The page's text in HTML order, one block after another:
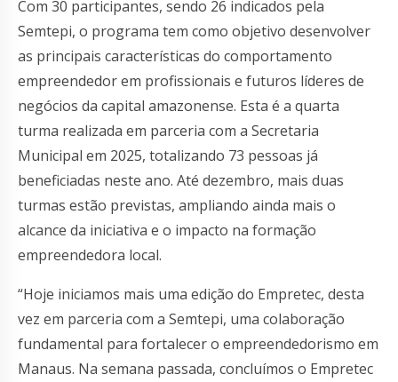
Com 30 participantes, sendo 26 indicados pela
Semtepi, o programa tem como objetivo desenvolver
as principais características do comportamento
empreendedor em profissionais e futuros líderes de
negócios da capital amazonense. Esta é a quarta
turma realizada em parceria com a Secretaria
Municipal em 2025, totalizando 73 pessoas já
beneficiadas neste ano. Até dezembro, mais duas
turmas estão previstas, ampliando ainda mais o
alcance da iniciativa e o impacto na formação
empreendedora local.
“Hoje iniciamos mais uma edição do Empretec, desta
vez em parceria com a Semtepi, uma colaboração
fundamental para fortalecer o empreendedorismo em
Manaus. Na semana passada, concluímos o Empretec